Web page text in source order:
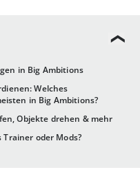
in Big Ambitions
Welches
in Big Ambitions?
Objekte drehen & mehr
Trainer oder Mods?